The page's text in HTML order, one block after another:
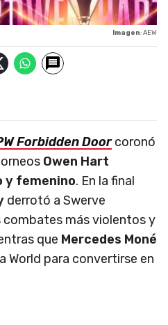
Imagen: AEW
Forbidden Doorcoronó
Owen Hart
y femenino. En la final
derrotó a Swerve
combates más violentos y
que Mercedes Moné
World para convertirse en